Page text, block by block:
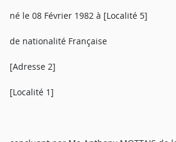
né le 08 Février 1982 à [Localité 5]
de nationalité Française
[Adresse 2]
[Localité 1]